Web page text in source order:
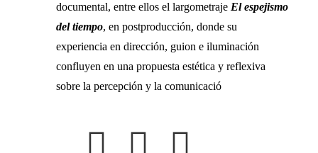
documental, entre ellos el largometraje El espejismo
del tiempo, en postproducción, donde su
experiencia en dirección, guion e iluminación
confluyen en una propuesta estética y reflexiva
sobre la percepción y la comunicació